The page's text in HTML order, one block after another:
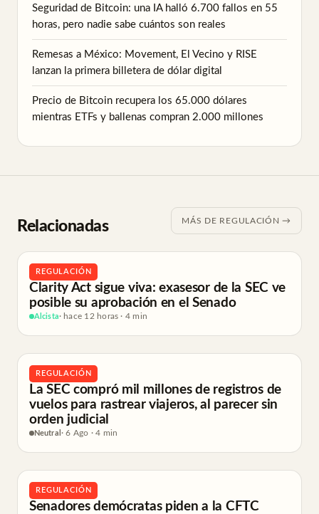
Seguridad de Bitcoin: una IA halló 6.700 fallos en 55
horas, pero nadie sabe cuántos son reales
Remesas a México: Movement, El Vecino y RISE
lanzan la primera billetera de dólar digital
Precio de Bitcoin recupera los 65.000 dólares
mientras ETFs y ballenas compran 2.000 millones
Relacionadas MÁS DE REGULACIÓN →
REGULACIÓN
Clarity Act sigue viva: exasesor de la SEC ve
posible su aprobación en el Senado
Alcista· hace 12 horas · 4 min
REGULACIÓN
La SEC compró mil millones de registros de
vuelos para rastrear viajeros, al parecer sin
orden judicial
Neutral · 6 Ago · 4 min
REGULACIÓN
Senadores demócratas piden a la CFTC